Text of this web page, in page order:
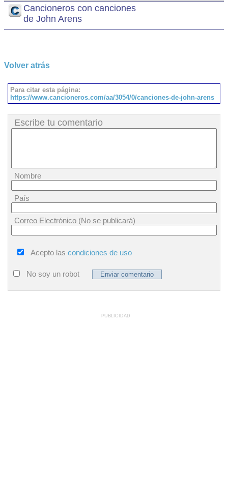
Cancioneros con canciones
de John Arens
Volver atrás
Para citar esta página:
https://www.cancioneros.com/aa/3054/0/canciones-de-john-arens
Escribe tu comentario
Nombre
País
Correo Electrónico (No se publicará)
Acepto las condiciones de uso
No soy un robot
PUBLICIDAD